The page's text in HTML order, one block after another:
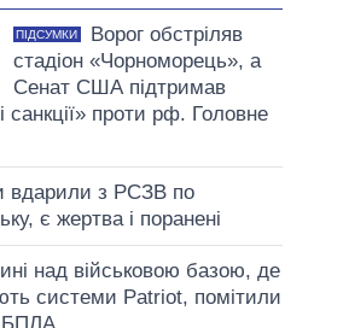
ПІДСУМКИ
Ворог обстріляв
стадіон «Чорноморець», а
Сенат США підтримав
санкції» проти рф. Головне
вдарили з РСЗВ по
є жертва і поранені
над військовою базою, де
системи Patriot, помітили